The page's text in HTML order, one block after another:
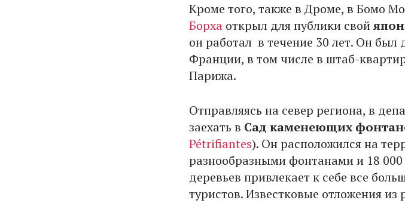
Кроме того, также в Дроме, в Бомо
Борха открыл для публики свой
он работал в течение 30 лет. Он был
Франции, в том числе в штаб-
Парижа.
Отправляясь на север региона, в
заехать в Сад каменеющих
Pétrifiantes). Он расположился на
разнообразными фонтанами и 18
деревьев привлекает к себе все
туристов. Известковые отложения